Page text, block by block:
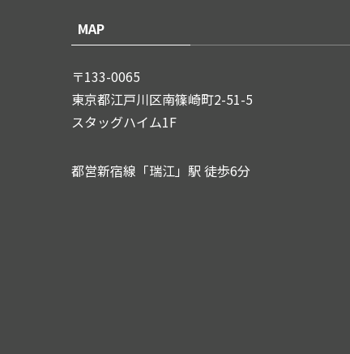
MAP
〒133-0065
東京都江戸川区南篠崎町2-51-5
スタッグハイム1F
都営新宿線「瑞江」駅 徒歩6分